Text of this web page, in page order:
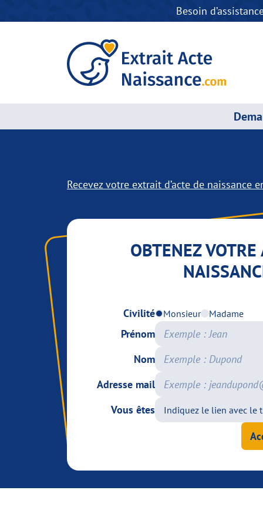
Besoin
Recevez votre extrait d’acte de naissance
OBTENEZ VOTRE
Civilité Monsieur Madame
Prénom
Nom
Adresse mail
Vous êtes